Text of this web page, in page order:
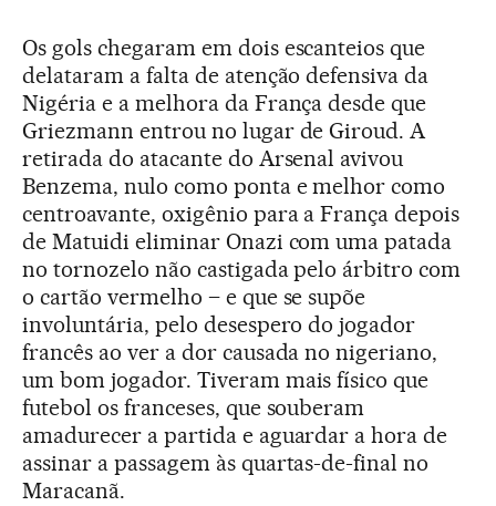
Os gols chegaram em dois escanteios que
delataram a falta de atenção defensiva da
Nigéria e a melhora da França desde que
Griezmann entrou no lugar de Giroud. A
retirada do atacante do Arsenal avivou
Benzema, nulo como ponta e melhor como
centroavante, oxigênio para a França depois
de Matuidi eliminar Onazi com uma patada
no tornozelo não castigada pelo árbitro com
o cartão vermelho – e que se supõe
involuntária, pelo desespero do jogador
francês ao ver a dor causada no nigeriano,
um bom jogador. Tiveram mais físico que
futebol os franceses, que souberam
amadurecer a partida e aguardar a hora de
assinar a passagem às quartas-de-final no
Maracanã.